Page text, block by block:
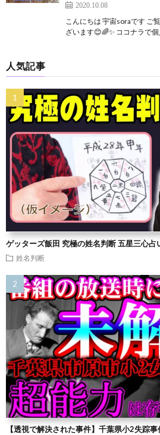
2020.10.08
こんにちは 宇宙soraです ご
ざいます😊🌈✨ ココナラで
人気記事
ゲッターズ飯田 究極の姓名判断 五星三心占
姓名判断
【透視で解決された事件】千葉県小2失踪